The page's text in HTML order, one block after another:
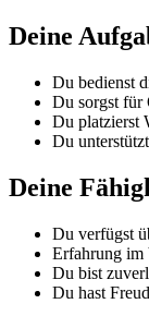
Deine
Du bedienst
Du sorgst für
Du platzierst
Du
Deine
Du verfügst
Erfahrung im
Du bist
Du hast